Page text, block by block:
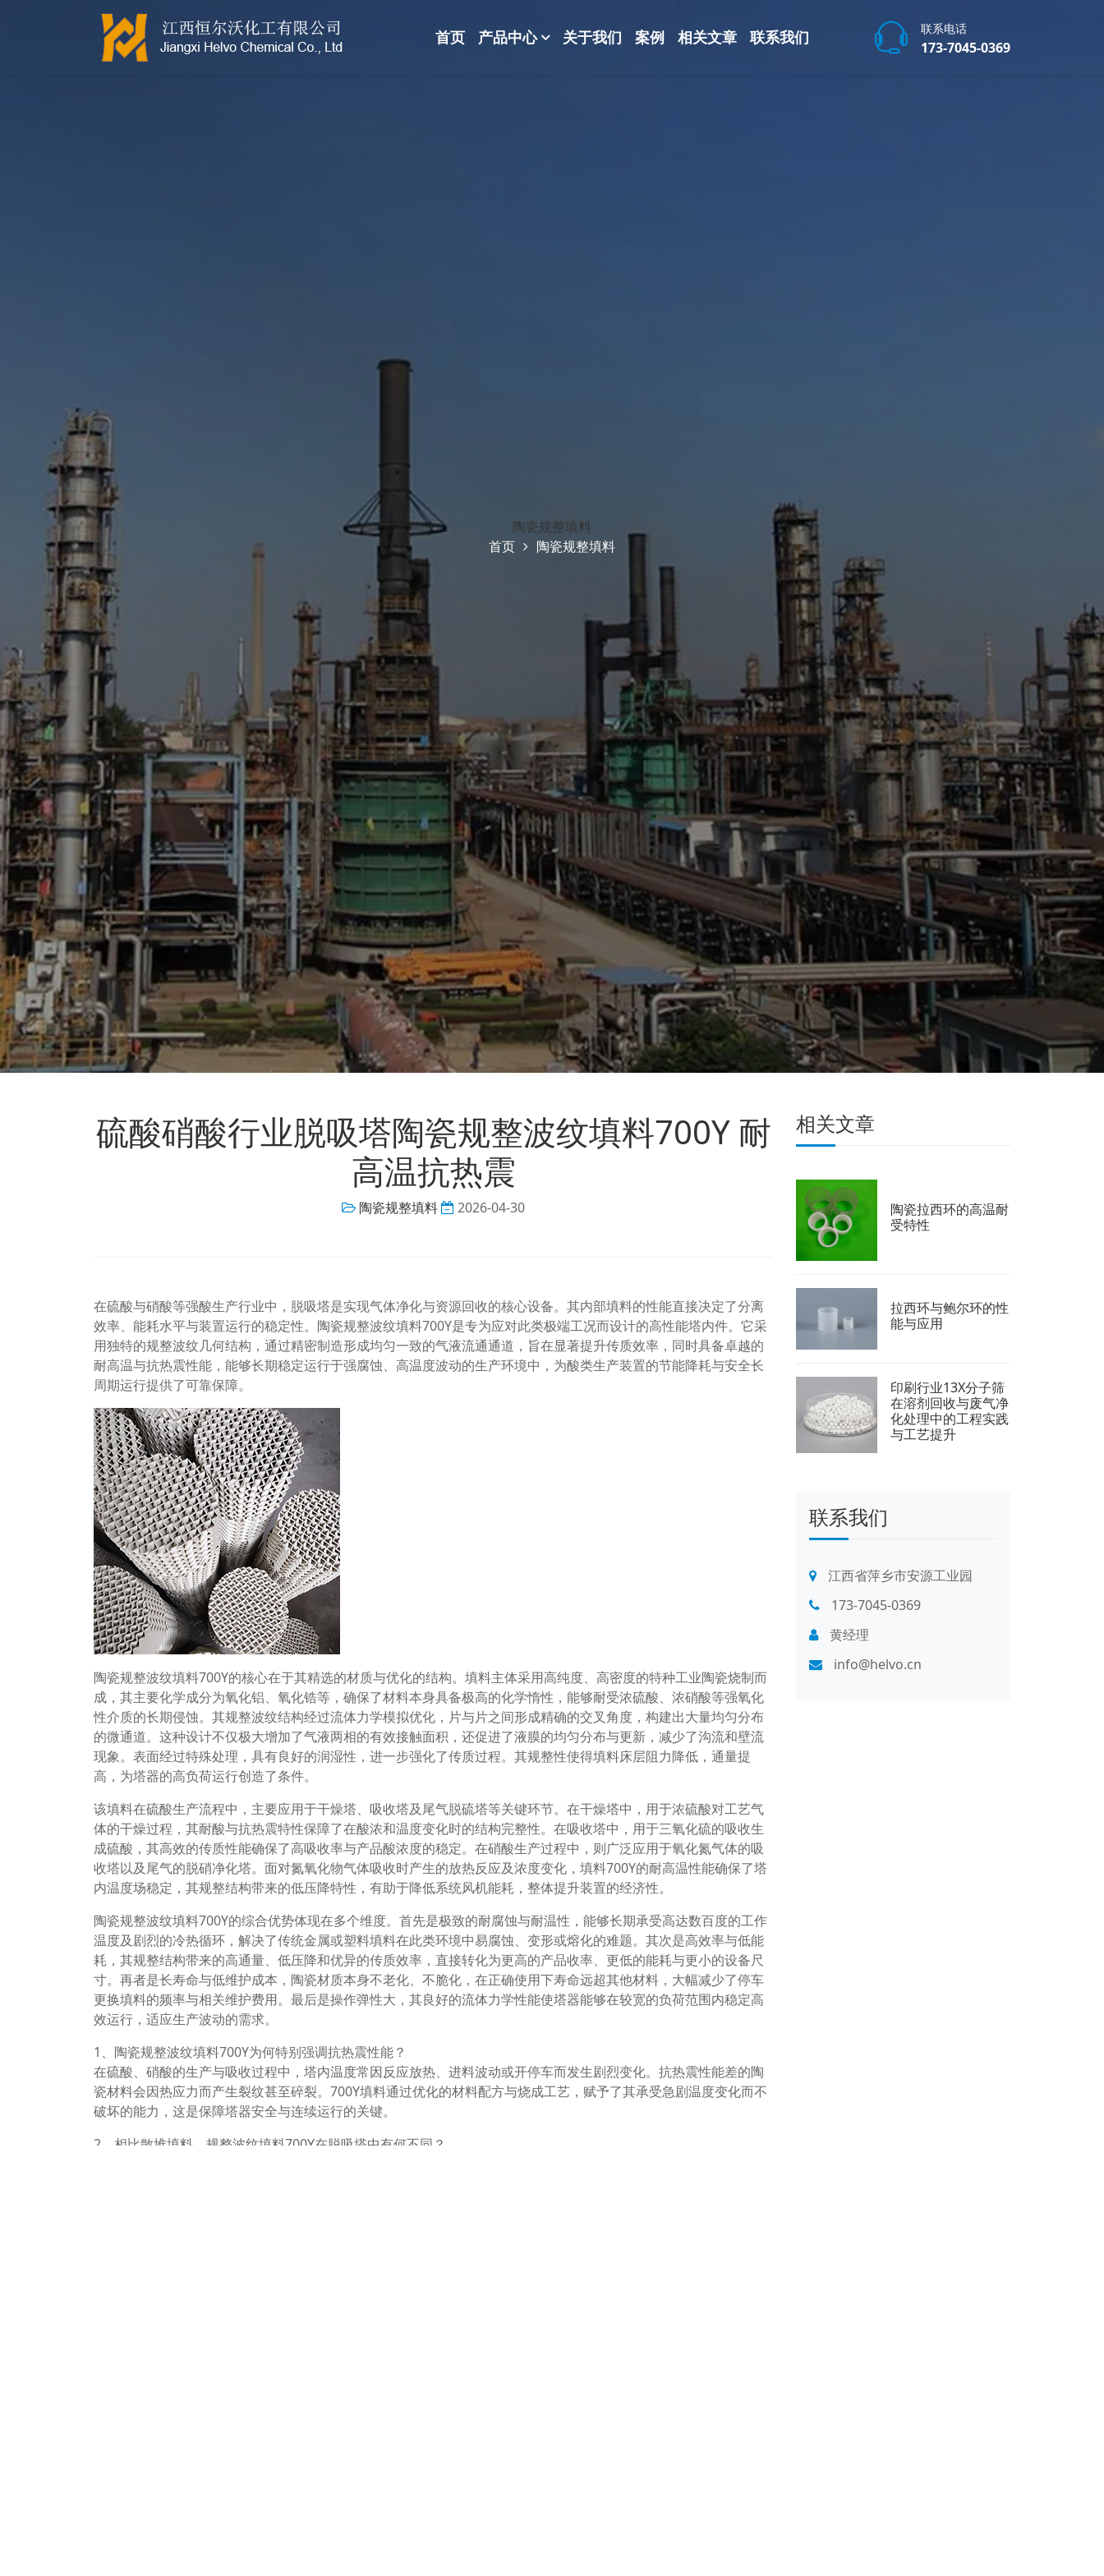
首页 产品中心 关于我们 案例 相关文章 联系我们 联系电话
173-7045-0369
陶瓷规整填料
首页
陶瓷规整填料
硫酸硝酸行业脱吸塔陶瓷规整波纹填料700Y 耐
高温抗热震
陶瓷规整填料 2026-04-30
在硫酸与硝酸等强酸生产行业中，脱吸塔是实现气体净化与资源回收的核心设备。其内部填料的性能直接决定了分离
效率、能耗水平与装置运行的稳定性。陶瓷规整波纹填料700Y是专为应对此类极端工况而设计的高性能塔内件。它采
用独特的规整波纹几何结构，通过精密制造形成均匀一致的气液流通通道，旨在显著提升传质效率，同时具备卓越的
耐高温与抗热震性能，能够长期稳定运行于强腐蚀、高温度波动的生产环境中，为酸类生产装置的节能降耗与安全长
周期运行提供了可靠保障。
陶瓷规整波纹填料700Y的核心在于其精选的材质与优化的结构。填料主体采用高纯度、高密度的特种工业陶瓷烧制而
成，其主要化学成分为氧化铝、氧化锆等，确保了材料本身具备极高的化学惰性，能够耐受浓硫酸、浓硝酸等强氧化
性介质的长期侵蚀。其规整波纹结构经过流体力学模拟优化，片与片之间形成精确的交叉角度，构建出大量均匀分布
的微通道。这种设计不仅极大增加了气液两相的有效接触面积，还促进了液膜的均匀分布与更新，减少了沟流和壁流
现象。表面经过特殊处理，具有良好的润湿性，进一步强化了传质过程。其规整性使得填料床层阻力降低，通量提
高，为塔器的高负荷运行创造了条件。
该填料在硫酸生产流程中，主要应用于干燥塔、吸收塔及尾气脱硫塔等关键环节。在干燥塔中，用于浓硫酸对工艺气
体的干燥过程，其耐酸与抗热震特性保障了在酸浓和温度变化时的结构完整性。在吸收塔中，用于三氧化硫的吸收生
成硫酸，其高效的传质性能确保了高吸收率与产品酸浓度的稳定。在硝酸生产过程中，则广泛应用于氧化氮气体的吸
收塔以及尾气的脱硝净化塔。面对氮氧化物气体吸收时产生的放热反应及浓度变化，填料700Y的耐高温性能确保了塔
内温度场稳定，其规整结构带来的低压降特性，有助于降低系统风机能耗，整体提升装置的经济性。
陶瓷规整波纹填料700Y的综合优势体现在多个维度。首先是极致的耐腐蚀与耐温性，能够长期承受高达数百度的工作
温度及剧烈的冷热循环，解决了传统金属或塑料填料在此类环境中易腐蚀、变形或熔化的难题。其次是高效率与低能
耗，其规整结构带来的高通量、低压降和优异的传质效率，直接转化为更高的产品收率、更低的能耗与更小的设备尺
寸。再者是长寿命与低维护成本，陶瓷材质本身不老化、不脆化，在正确使用下寿命远超其他材料，大幅减少了停车
更换填料的频率与相关维护费用。最后是操作弹性大，其良好的流体力学性能使塔器能够在较宽的负荷范围内稳定高
效运行，适应生产波动的需求。
1、陶瓷规整波纹填料700Y为何特别强调抗热震性能？
在硫酸、硝酸的生产与吸收过程中，塔内温度常因反应放热、进料波动或开停车而发生剧烈变化。抗热震性能差的陶
瓷材料会因热应力而产生裂纹甚至碎裂。700Y填料通过优化的材料配方与烧成工艺，赋予了其承受急剧温度变化而不
破坏的能力，这是保障塔器安全与连续运行的关键。
2、相比散堆填料，规整波纹填料700Y在脱吸塔中有何不同？
相关文章
陶瓷拉西环的高温耐
受特性
拉西环与鲍尔环的性
能与应用
印刷行业13X分子筛
在溶剂回收与废气净
化处理中的工程实践
与工艺提升
联系我们
江西省萍乡市安源工业园
173-7045-0369
黄经理
info@helvo.cn